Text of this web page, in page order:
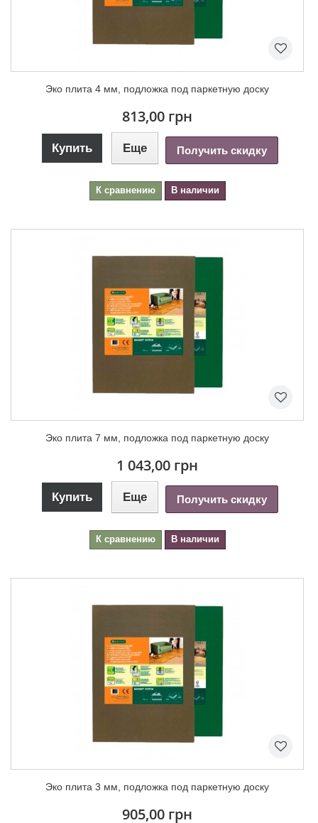
Эко плита 4 мм, подложка под паркетную доску
813,00 грн
Купить Еще Получить скидку
К сравнению В наличии
Эко плита 7 мм, подложка под паркетную доску
1 043,00 грн
Купить Еще Получить скидку
К сравнению В наличии
Эко плита 3 мм, подложка под паркетную доску
905,00 грн